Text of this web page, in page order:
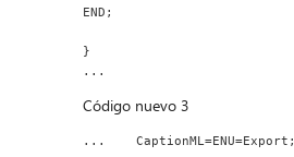
END;
}
...
Código nuevo 3
...    CaptionML=ENU=Export;